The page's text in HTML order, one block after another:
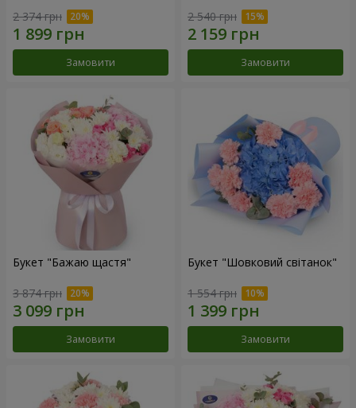
2 374 грн
Замовити
2 540 грн
Замовити
Букет "Бажаю щастя"
3 874 грн
Замовити
Букет "Шовковий світанок"
1 554 грн
Замовити